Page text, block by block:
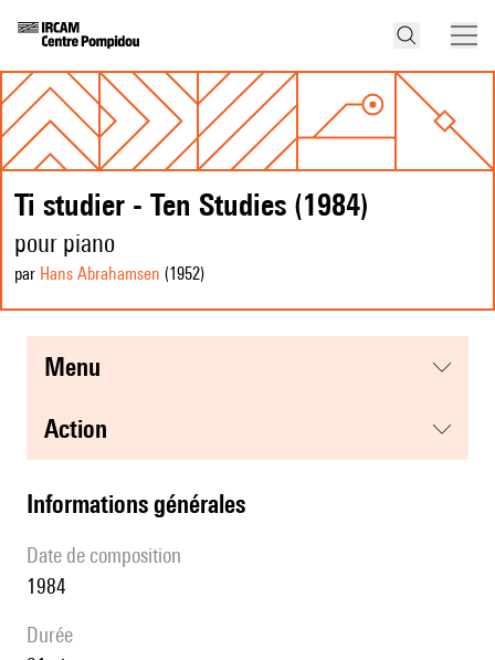
Ti studier - Ten Studies (1984)
pour piano
par Hans Abrahamsen (1952)
menu
action
informations générales
date de composition
1984
durée